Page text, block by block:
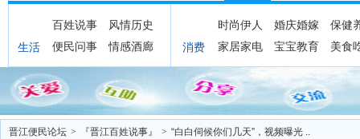
生活
百姓说事
风情历史
便民问事
情感酒廊 消费
时尚伊人 婚庆婚嫁
保健
家居家电
宝宝教育 美食
晋江便民论坛 > 『晋江百姓说事』 > “白白伺候你们几天”，视频曝光 ..